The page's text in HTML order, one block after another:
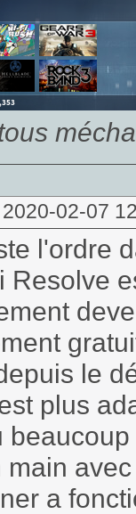
2020-02-07
l'ordre
Resolve
le
plus
main
a